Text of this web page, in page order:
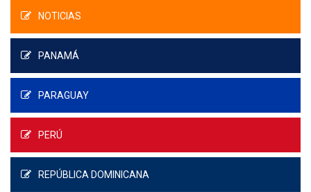
NOTICIAS
PANAMÁ
PARAGUAY
PERÚ
REPÚBLICA DOMINICANA